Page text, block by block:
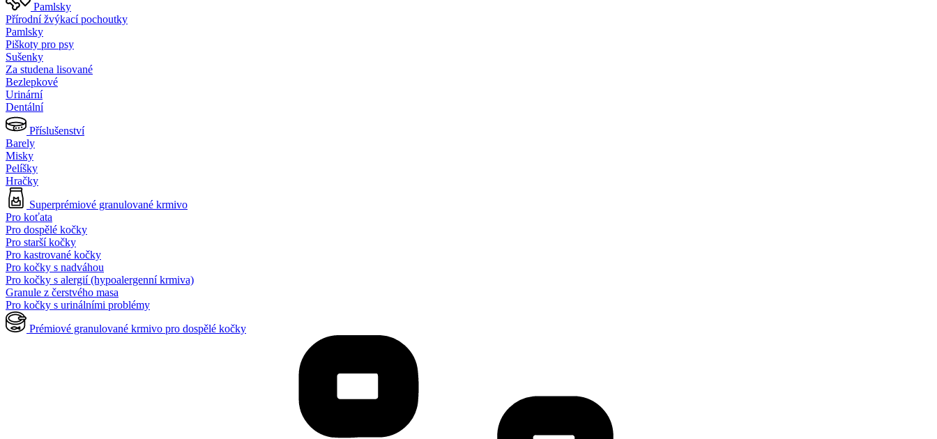
Pamlsky
Přírodní žvýkací pochoutky
Pamlsky
Piškoty pro psy
Sušenky
Za studena lisované
Bezlepkové
Urinární
Dentální
Příslušenství
Barely
Misky
Pelíšky
Hračky
Superprémiové granulované krmivo
Pro koťata
Pro dospělé kočky
Pro starší kočky
Pro kastrované kočky
Pro kočky s nadváhou
Pro kočky s alergií (hypoalergenní krmiva)
Granule z čerstvého masa
Pro kočky s urinálními problémy
Prémiové granulované krmivo pro dospělé kočky